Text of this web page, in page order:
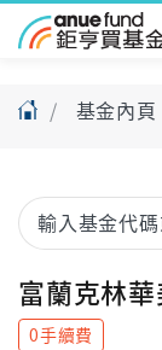
基金內頁
富蘭克林
0手續費